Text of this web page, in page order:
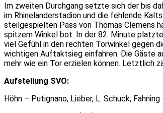
Im zweiten Durchgang setzte sich der bis
im Rhinelanderstadion und die fehlende
steilgespielten Pass von Thomas Clemens
spitzem Winkel bot. In der 82. Minute
viel Gefühl in den rechten Torwinkel gegen
wichtigen Auftaktsieg einfahren. Die Gäste
mehr wie ein Tor erzielen können. Letztlich
Aufstellung SVO:
Höhn – Putignano, Lieber, L. Schuck,